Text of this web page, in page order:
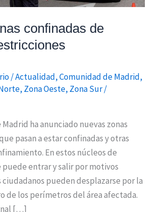
confinadas de
/Actualidad,Comunidad de Madrid,
, Zona Oeste, Zona Sur/
ha anunciado nuevas zonas
pasan a estar confinadas y otras
En estos núcleos de
puede entrar y salir por motivos
pueden desplazarse por la
de los perímetros del área afectada.
[…]